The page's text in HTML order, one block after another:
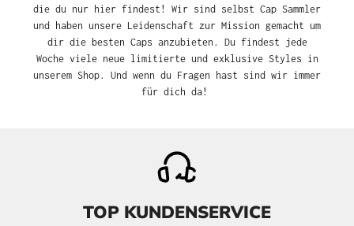
die du nur hier findest! Wir sind selbst Cap Sammler
und haben unsere Leidenschaft zur Mission gemacht um
dir die besten Caps anzubieten. Du findest jede
Woche viele neue limitierte und exklusive Styles in
unserem Shop. Und wenn du Fragen hast sind wir immer
für dich da!
TOP KUNDENSERVICE